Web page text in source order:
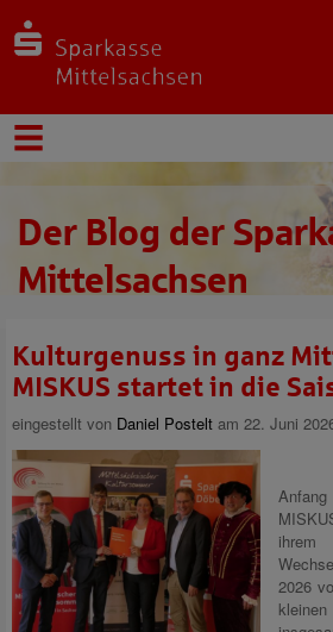
Der Blog der
Mittelsachsen
Kulturgenuss in ganz
MISKUS startet in die
eingestellt von Daniel Postelt am 22. Juni
2026